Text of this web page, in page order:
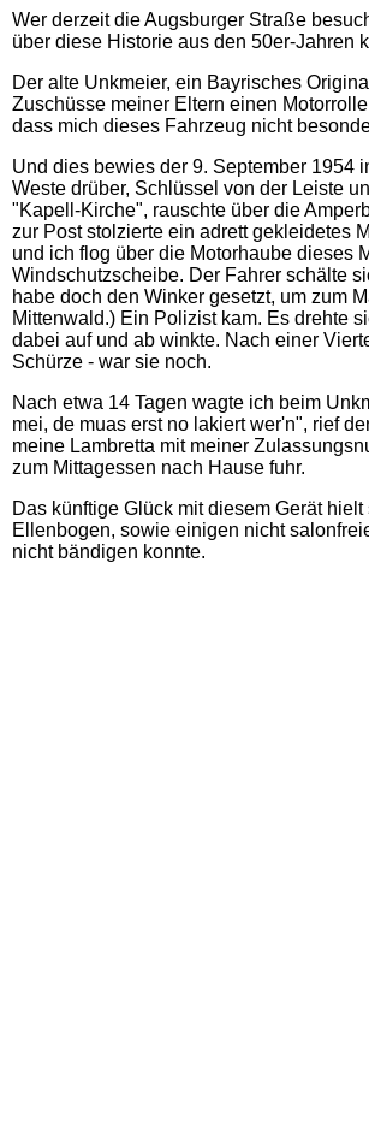
Wer derzeit die Augsburger Straße
über diese Historie aus den 50er-Jahren
Der alte Unkmeier, ein Bayrisches
Zuschüsse meiner Eltern einen
dass mich dieses Fahrzeug nicht
Und dies bewies der 9. September 1954
Weste drüber, Schlüssel von der Leiste
"Kapell-Kirche", rauschte über die
zur Post stolzierte ein adrett gekleidetes
und ich flog über die Motorhaube dieses
Windschutzscheibe. Der Fahrer schälte
habe doch den Winker gesetzt, um zum
Mittenwald.) Ein Polizist kam. Es drehte
dabei auf und ab winkte. Nach einer
Schürze - war sie noch.
Nach etwa 14 Tagen wagte ich beim
mei, de muas erst no lakiert wer'n", rief
meine Lambretta mit meiner
zum Mittagessen nach Hause fuhr.
Das künftige Glück mit diesem Gerät
Ellenbogen, sowie einigen nicht
nicht bändigen konnte.